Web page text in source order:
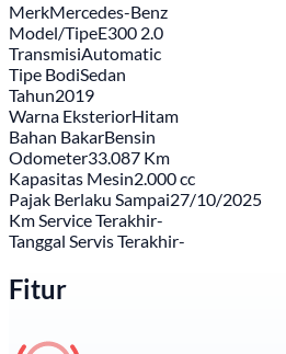
MerkMercedes-Benz
Model/TipeE300 2.0
TransmisiAutomatic
Tipe BodiSedan
Tahun2019
Warna EksteriorHitam
Bahan BakarBensin
Odometer33.087 Km
Kapasitas Mesin2.000 cc
Pajak Berlaku Sampai27/10/2025
Km Service Terakhir-
Tanggal Servis Terakhir-
Fitur